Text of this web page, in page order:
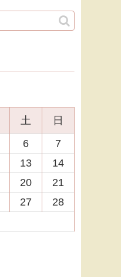
土
日
6
7
13
14
20
21
27
28